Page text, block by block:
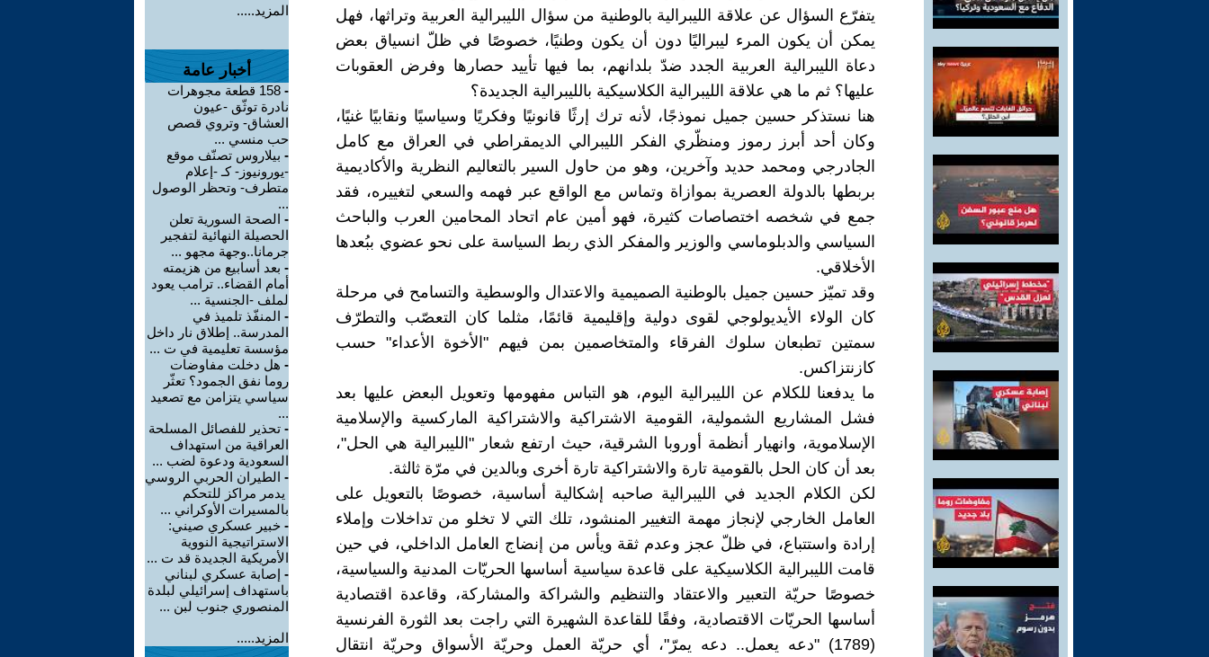
يتفرّع السؤال عن علاقة الليبرالية بالوطنية من سؤال الليبرالية العربية وتراثها، فهل
يمكن أن يكون المرء ليبراليًا دون أن يكون وطنيًا، خصوصًا في ظلّ انسياق بعض
دعاة الليبرالية العربية الجدد ضدّ بلدانهم، بما فيها تأييد حصارها وفرض العقوبات
عليها؟ ثم ما هي علاقة الليبرالية الكلاسيكية بالليبرالية الجديدة؟
هنا نستذكر حسين جميل نموذجًا، لأنه ترك إرثًا قانونيًا وفكريًا وسياسيًا ونقابيًا غنيًا،
وكان أحد أبرز رموز ومنظّري الفكر الليبرالي الديمقراطي في العراق مع كامل
الجادرجي ومحمد حديد وآخرين، وهو من حاول السير بالتعاليم النظرية والأكاديمية
بربطها بالدولة العصرية بموازاة وتماس مع الواقع عبر فهمه والسعي لتغييره، فقد
جمع في شخصه اختصاصات كثيرة، فهو أمين عام اتحاد المحامين العرب والباحث
السياسي والدبلوماسي والوزير والمفكر الذي ربط السياسة على نحو عضوي ببُعدها
الأخلاقي.
وقد تميّز حسين جميل بالوطنية الصميمية والاعتدال والوسطية والتسامح في مرحلة
كان الولاء الأيديولوجي لقوى دولية وإقليمية قائمًا، مثلما كان التعصّب والتطرّف
سمتين تطبعان سلوك الفرقاء والمتخاصمين بمن فيهم "الأخوة الأعداء" حسب
كازنتزاكس.
ما يدفعنا للكلام عن الليبرالية اليوم، هو التباس مفهومها وتعويل البعض عليها بعد
فشل المشاريع الشمولية، القومية الاشتراكية والاشتراكية الماركسية والإسلامية
الإسلاموية، وانهيار أنظمة أوروبا الشرقية، حيث ارتفع شعار "الليبرالية هي الحل"،
بعد أن كان الحل بالقومية تارة والاشتراكية تارة أخرى وبالدين في مرّة ثالثة.
لكن الكلام الجديد في الليبرالية صاحبه إشكالية أساسية، خصوصًا بالتعويل على
العامل الخارجي لإنجاز مهمة التغيير المنشود، تلك التي لا تخلو من تداخلات وإملاء
إرادة واستتباع، في ظلّ عجز وعدم ثقة ويأس من إنضاج العامل الداخلي، في حين
قامت الليبرالية الكلاسيكية على قاعدة سياسية أساسها الحريّات المدنية والسياسية،
خصوصًا حريّة التعبير والاعتقاد والتنظيم والشراكة والمشاركة، وقاعدة اقتصادية
أساسها الحريّات الاقتصادية، وفقًا للقاعدة الشهيرة التي راجت بعد الثورة الفرنسية
(1789) "دعه يعمل.. دعه يمرّ"، أي حريّة العمل وحريّة الأسواق وحريّة انتقال
المزيد.....
أخبار عامة
-
158 قطعة مجوهرات
نادرة توثّق -عيون
العشاق- وتروي قصص
حب منسي ...
- بيلاروس تصنّف موقع
-يورونيوز- كـ -إعلام
متطرف- وتحظر الوصول
...
- الصحة السورية تعلن
الحصيلة النهائية لتفجير
جرمانا..وجهة مجهو ...
- بعد أسابيع من هزيمته
أمام القضاء.. ترامب يعود
لملف -الجنسية ...
- المنفّذ تلميذ في
المدرسة.. إطلاق نار داخل
مؤسسة تعليمية في ت ...
- هل دخلت مفاوضات
روما نفق الجمود؟ تعثّر
سياسي يتزامن مع تصعيد
...
- تحذير للفصائل المسلحة
العراقية من استهداف
السعودية ودعوة لضب ...
- الطيران الحربي الروسي
يدمر مراكز للتحكم
بالمسيرات الأوكراني ...
- خبير عسكري صيني:
الاستراتيجية النووية
الأمريكية الجديدة قد ت ...
- إصابة عسكري لبناني
باستهداف إسرائيلي لبلدة
المنصوري جنوب لبن ...
المزيد.....